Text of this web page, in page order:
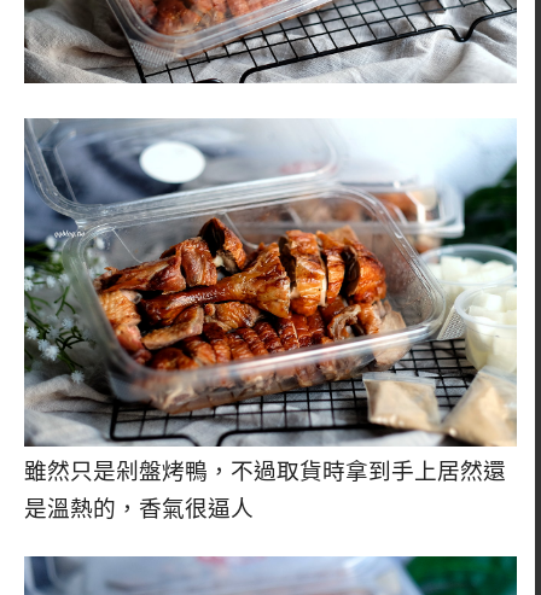
雖然只是剁盤烤鴨，不過取貨時拿到手上居然還
是溫熱的，香氣很逼人